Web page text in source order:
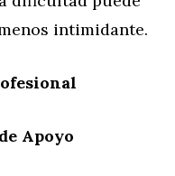
intimidante.
Apoyo